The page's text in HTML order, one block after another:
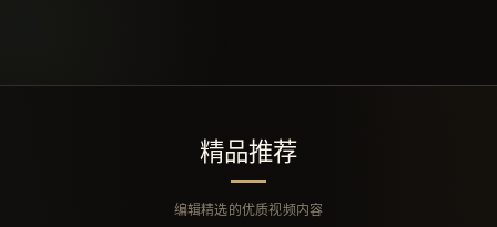
精品推荐
编辑精选的优质视频内容